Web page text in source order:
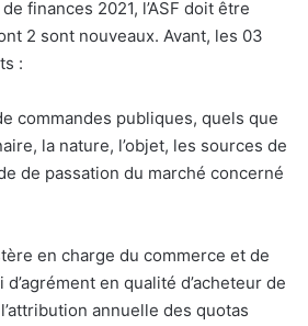
finances 2021, l’ASF doit être
2 sont nouveaux. Avant, les 03
:
commandes publiques, quels que
la nature, l’objet, les sources de
de passation du marché concerné
en charge du commerce et de
d’agrément en qualité d’acheteur de
annuelle des quotas